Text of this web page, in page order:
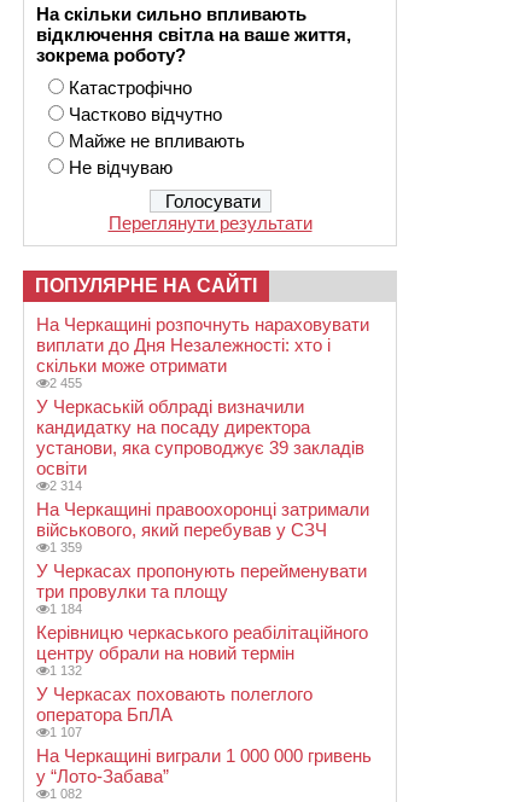
На скільки сильно впливають
відключення світла на ваше життя,
зокрема роботу?
Катастрофічно
Частково відчутно
Майже не впливають
Не відчуваю
Переглянути результати
ПОПУЛЯРНЕ НА САЙТІ
На Черкащині розпочнуть нараховувати
виплати до Дня Незалежності: хто і
скільки може отримати
2 455
У Черкаській облраді визначили
кандидатку на посаду директора
установи, яка супроводжує 39 закладів
освіти
2 314
На Черкащині правоохоронці затримали
військового, який перебував у СЗЧ
1 359
У Черкасах пропонують перейменувати
три провулки та площу
1 184
Керівницю черкаського реабілітаційного
центру обрали на новий термін
1 132
У Черкасах поховають полеглого
оператора БпЛА
1 107
На Черкащині виграли 1 000 000 гривень
у “Лото-Забава”
1 082